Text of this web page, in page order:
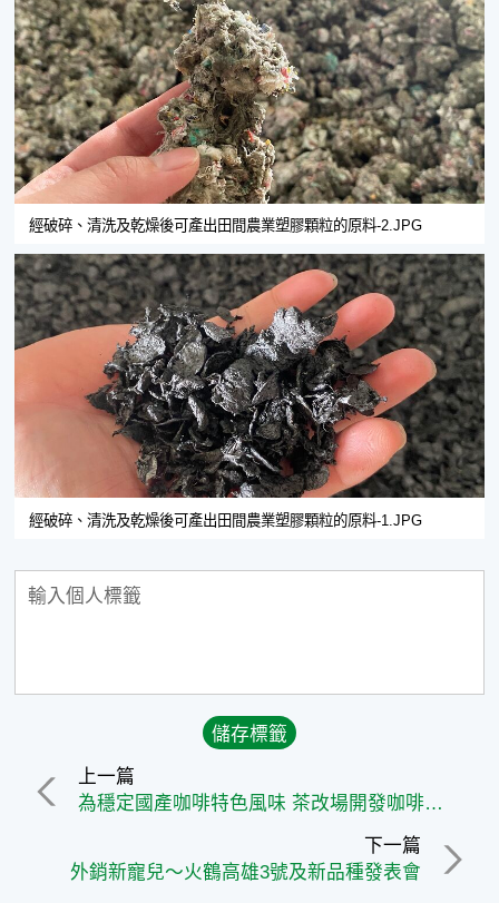
經破碎、清洗及乾燥後可產出田間農業塑膠顆粒的原料-2.JPG
經破碎、清洗及乾燥後可產出田間農業塑膠顆粒的原料-1.JPG
上一篇
為穩定國產咖啡特色風味 茶改場開發咖啡種苗扦插繁殖技術
下一篇
外銷新寵兒〜火鶴高雄3號及新品種發表會